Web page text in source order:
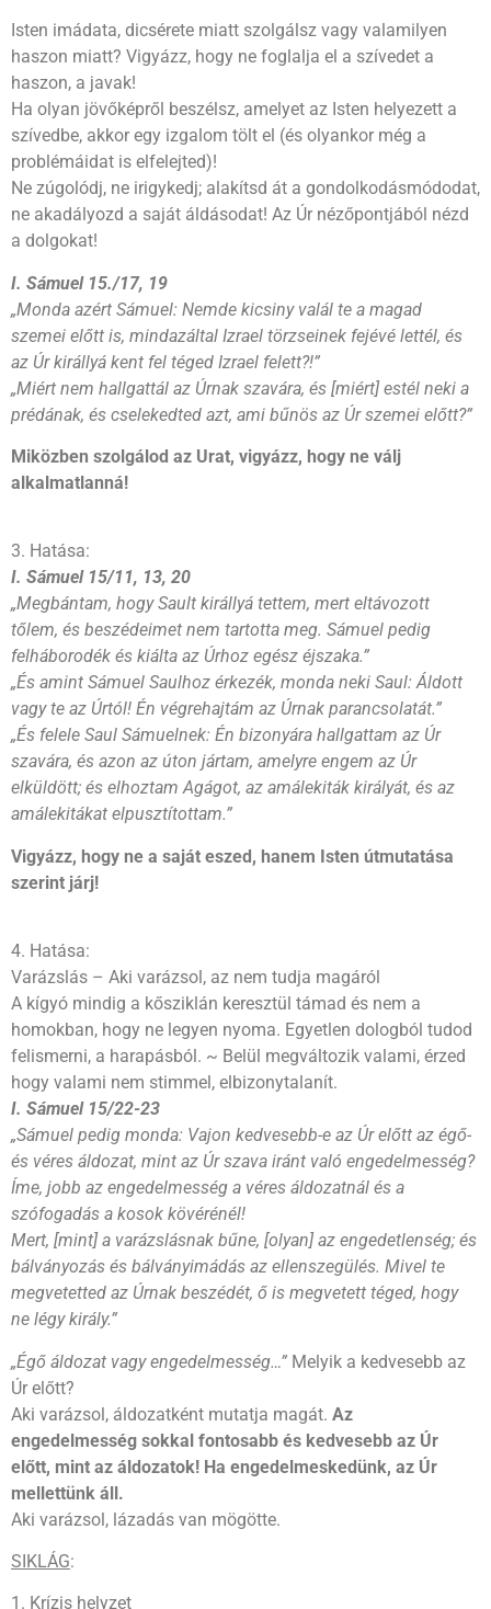
Isten imádata, dicsérete miatt szolgálsz vagy valamilyen
haszon miatt? Vigyázz, hogy ne foglalja el a szívedet a
haszon, a javak!
Ha olyan jövőképről beszélsz, amelyet az Isten helyezett a
szívedbe, akkor egy izgalom tölt el (és olyankor még a
problémáidat is elfelejted)!
Ne zúgolódj, ne irigykedj; alakítsd át a gondolkodásmódodat,
ne akadályozd a saját áldásodat! Az Úr nézőpontjából nézd
a dolgokat!
I. Sámuel 15./17, 19
„Monda azért Sámuel: Nemde kicsiny valál te a magad
szemei előtt is, mindazáltal Izrael törzseinek fejévé lettél, és
az Úr királlyá kent fel téged Izrael felett?!”
„Miért nem hallgattál az Úrnak szavára, és [miért] estél neki a
prédának, és cselekedted azt, ami bűnös az Úr szemei előtt?”
Miközben szolgálod az Urat, vigyázz, hogy ne válj
alkalmatlanná!
3. Hatása:
I. Sámuel 15/11, 13, 20
„Megbántam, hogy Sault királlyá tettem, mert eltávozott
tőlem, és beszédeimet nem tartotta meg. Sámuel pedig
felháborodék és kiálta az Úrhoz egész éjszaka.”
„És amint Sámuel Saulhoz érkezék, monda neki Saul: Áldott
vagy te az Úrtól! Én végrehajtám az Úrnak parancsolatát.”
„És felele Saul Sámuelnek: Én bizonyára hallgattam az Úr
szavára, és azon az úton jártam, amelyre engem az Úr
elküldött; és elhoztam Agágot, az amálekiták királyát, és az
amálekitákat elpusztítottam.”
Vigyázz, hogy ne a saját eszed, hanem Isten útmutatása
szerint járj!
4. Hatása:
Varázslás – Aki varázsol, az nem tudja magáról
A kígyó mindig a kősziklán keresztül támad és nem a
homokban, hogy ne legyen nyoma. Egyetlen dologból tudod
felismerni, a harapásból. ~ Belül megváltozik valami, érzed
hogy valami nem stimmel, elbizonytalanít.
I. Sámuel 15/22-23
„Sámuel pedig monda: Vajon kedvesebb-e az Úr előtt az égő-
és véres áldozat, mint az Úr szava iránt való engedelmesség?
Íme, jobb az engedelmesség a véres áldozatnál és a
szófogadás a kosok kövérénél!
Mert, [mint] a varázslásnak bűne, [olyan] az engedetlenség; és
bálványozás és bálványimádás az ellenszegülés. Mivel te
megvetetted az Úrnak beszédét, ő is megvetett téged, hogy
ne légy király.”
„Égő áldozat vagy engedelmesség…” Melyik a kedvesebb az
Úr előtt?
Aki varázsol, áldozatként mutatja magát. Az
engedelmesség sokkal fontosabb és kedvesebb az Úr
előtt, mint az áldozatok! Ha engedelmeskedünk, az Úr
mellettünk áll.
Aki varázsol, lázadás van mögötte.
SIKLÁG:
1. Krízis helyzet